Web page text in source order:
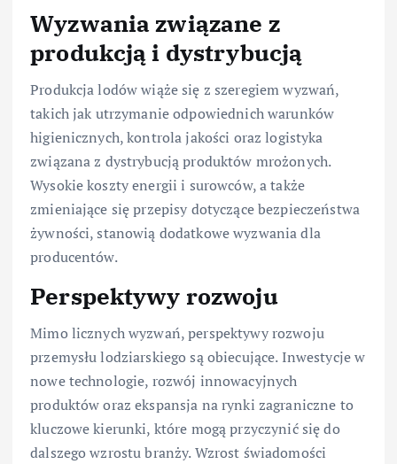
Wyzwania związane z
produkcją i dystrybucją
Produkcja lodów wiąże się z szeregiem wyzwań,
takich jak utrzymanie odpowiednich warunków
higienicznych, kontrola jakości oraz logistyka
związana z dystrybucją produktów mrożonych.
Wysokie koszty energii i surowców, a także
zmieniające się przepisy dotyczące bezpieczeństwa
żywności, stanowią dodatkowe wyzwania dla
producentów.
Perspektywy rozwoju
Mimo licznych wyzwań, perspektywy rozwoju
przemysłu lodziarskiego są obiecujące. Inwestycje w
nowe technologie, rozwój innowacyjnych
produktów oraz ekspansja na rynki zagraniczne to
kluczowe kierunki, które mogą przyczynić się do
dalszego wzrostu branży. Wzrost świadomości